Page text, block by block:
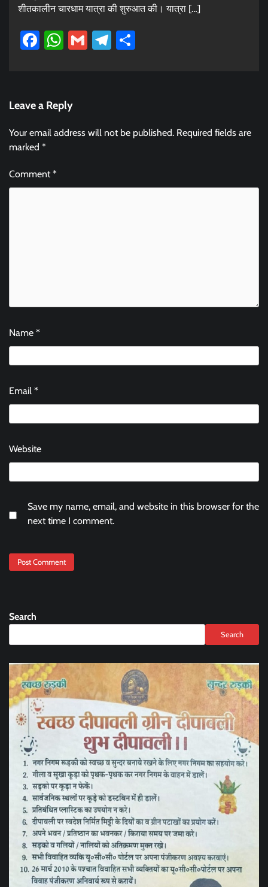
शीतकालीन चारधाम यात्रा की शुरुआत की। यात्रा […]
Facebook
WhatsApp
GmailTelegram
Leave a Reply
Your email address will not be published. Required fields are
marked *
Comment*
Name *
Email *
Website
Save my name, email, and website in this browser for the
next time I comment.
Search
Search